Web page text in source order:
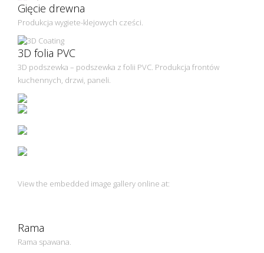
Gięcie drewna
Produkcja wygiete-klejowych cześci.
3D folia PVC
3D podszewka – podszewka z folii PVC. Produkcja frontów
kuchennych, drzwi, paneli.
View the embedded image gallery online at:
Rama
Rama spawana.